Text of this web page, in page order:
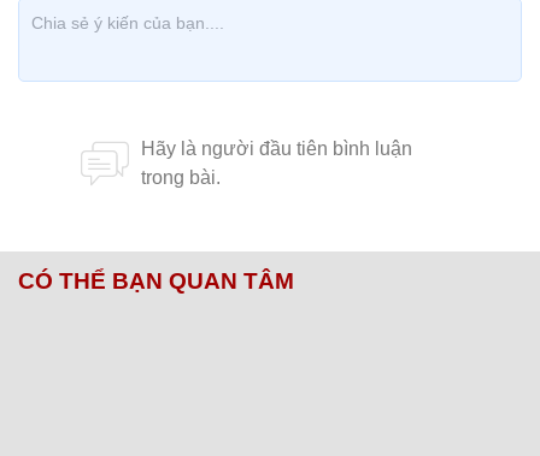
CÓ THỂ BẠN QUAN TÂM